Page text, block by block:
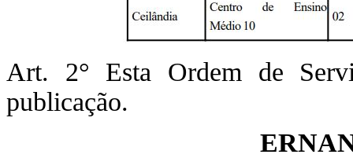
Art. 2° Esta Ordem de
publicação.